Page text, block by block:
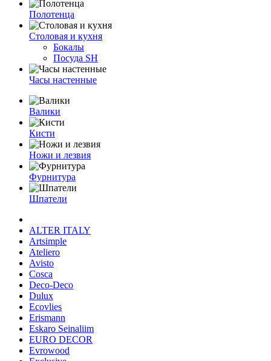
Полотенца
Столовая и кухня
Бокалы
Посуда SH
Часы настенные
Валики
Кисти
Ножи и лезвия
Фурнитура
Шпатели
ALTER ITALY
Artsimple
Ateliero
Avisto
Cosca
Deco-Deco
Dulux
Ecovlies
Erismann
Eskaro Seinaliim
EURO DECOR
Evrowood